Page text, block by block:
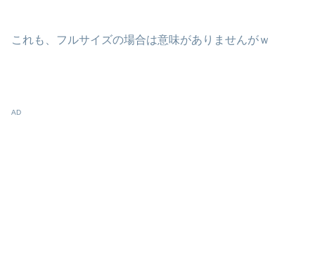
これも、フルサイズの場合は意味がありませんがｗ
AD